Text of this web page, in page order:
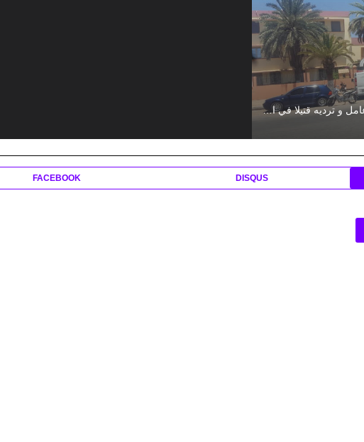
يا ربي السلامة ... رافعة بعجلات تدهس عامل و ترديه قتيلا في الحين ببني وكيل
DISQUS
FACEBOOK